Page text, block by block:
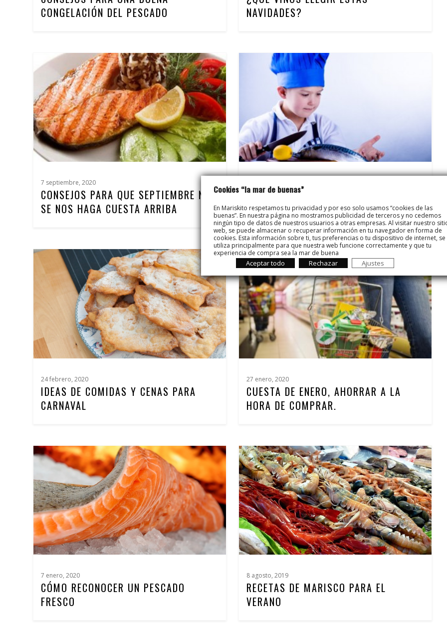
CONGELACIÓN DEL PESCADO
NAVIDADES?
7 septiembre, 2020
CONSEJOS PARA QUE SEPTIEMBRE NO
SE NOS HAGA CUESTA ARRIBA
CONSEJOS PARA AYUDAR A LOS NIÑOS
A COMER PESCADO
24 febrero, 2020
IDEAS DE COMIDAS Y CENAS PARA
CARNAVAL
27 enero, 2020
CUESTA DE ENERO, AHORRAR A LA
HORA DE COMPRAR.
7 enero, 2020
CÓMO RECONOCER UN PESCADO
FRESCO
8 agosto, 2019
RECETAS DE MARISCO PARA EL
VERANO
Cookies “la mar de buenas”
En Mariskito respetamos tu privacidad y por eso solo usamos “cookies de las
buenas”. En nuestra página no mostramos publicidad de terceros y no cedemos
ningún tipo de datos de nuestros usuarios a otras empresas. Al visitar nuestro
web, se puede almacenar o recuperar información en tu navegador en forma de
cookies. Esta información sobre ti, tus preferencias o tu dispositivo de internet, se
utiliza principalmente para que nuestra web funcione correctamente y que tu
experiencia de compra sea la mar de buena
Aceptar todo Rechazar Ajustes